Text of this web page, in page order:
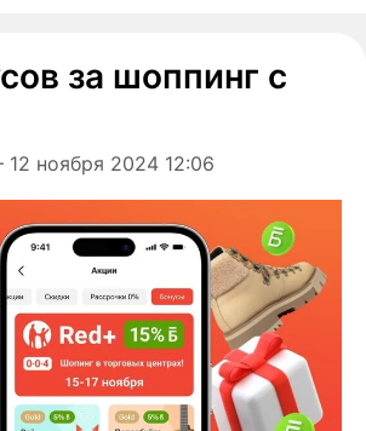
за шоппинг с
ноября 2024 12:06